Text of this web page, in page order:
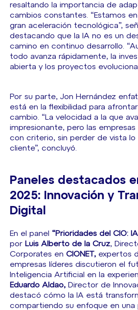
resaltando la importancia de
cambios constantes. “Estamos
gran aceleración tecnológica”,
destacando que la IA no es un
camino en continuo desarrollo.
todo avanza rápidamente, la
abierta y los proyectos
Por su parte, Jon Hernández
está en la flexibilidad para
cambio. “La velocidad a la que
impresionante, pero las
con criterio, sin perder de vista lo
cliente”, concluyó.
Paneles destacados
2025: Innovación y
Digital
En el panel “Prioridades del CIO: IA
por Luis Alberto de la Cruz,
Corporates en CIONET, expertos
empresas líderes discutieron el
Inteligencia Artificial en la
Eduardo Aldao, Director de
destacó cómo la IA está
compartiendo su enfoque en una